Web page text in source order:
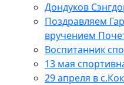
Дондуков
Поздравляем
вручением
Воспитанник
13 мая
29 апреля в